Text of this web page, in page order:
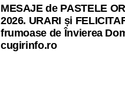
MESAJE de PASTELE
2026. URARI și
frumoase de Învierea
cugirinfo.ro